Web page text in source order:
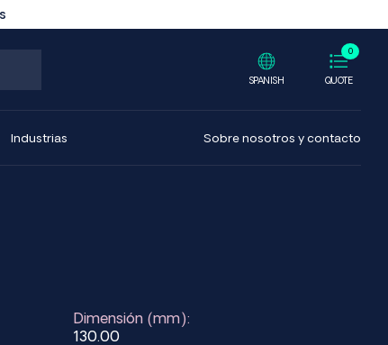
0
QUOTE
SPANISH
Industrias Sobre nosotros y contacto
Dimensión (mm):
130.00